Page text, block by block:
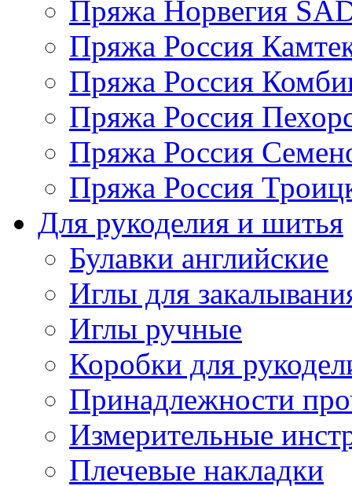
Пряжа Норвегия
Пряжа Россия
Пряжа Россия
Пряжа Россия
Пряжа Россия
Пряжа Россия
Для рукоделия и шитья
Булавки английские
Иглы для
Иглы ручные
Коробки для
Принадлежности
Измерительные
Плечевые накладки